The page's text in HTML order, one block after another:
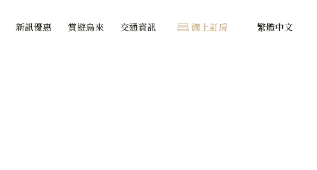
新訊優惠 賞遊烏來 交通資訊 線上訂房 繁體中文